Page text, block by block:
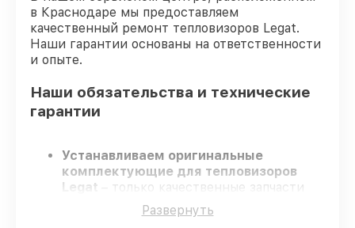
в Краснодаре мы предоставляем
качественный ремонт тепловизоров Legat.
Наши гарантии основаны на ответственности
и опыте.
Наши обязательства и технические
гарантии
Устанавливаем оригинальные
комплектующие для тепловизоров
Legat
– только качественные запчасти
для вашей техники.
Сертифицированные специалисты
Развернуть